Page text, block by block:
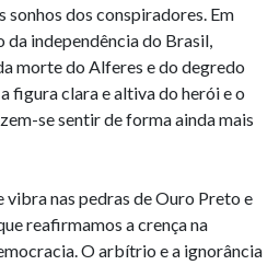
sonhos dos conspiradores. Em
independência do Brasil,
morte do Alferes e do degredo
figura clara e altiva do herói e o
se sentir de forma ainda mais
vibra nas pedras de Ouro Preto e
reafirmamos a crença na
O arbítrio e a ignorância